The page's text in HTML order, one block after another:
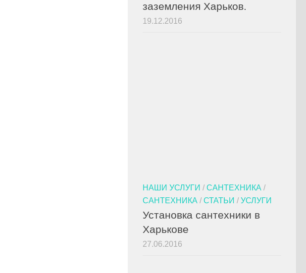
заземления Харьков.
19.12.2016
НАШИ УСЛУГИ / САНТЕХНИКА /
САНТЕХНИКА / СТАТЬИ / УСЛУГИ
Установка сантехники в
Харькове
27.06.2016